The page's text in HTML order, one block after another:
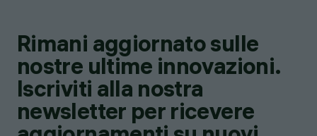
Rimani aggiornato sulle
nostre ultime innovazioni.
Iscriviti alla nostra
newsletter per ricevere